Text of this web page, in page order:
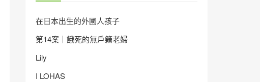
在日本出生的外國人孩子
第14案｜餓死的無戶籍老婦
Lily
I LOHAS